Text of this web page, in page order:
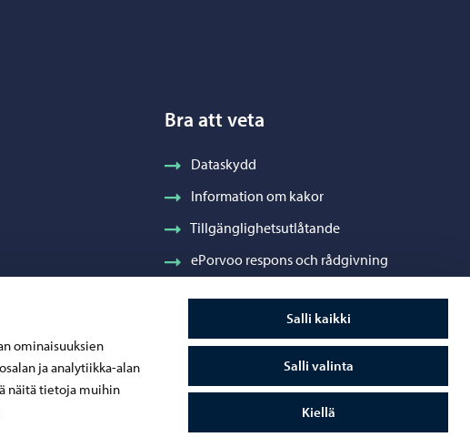
ominaisuuksien
ja analytiikka-alan
näitä tietoja muihin
Salli kaikki
Salli valinta
Kiellä
Bra att veta
Dataskydd
Information om kakor
Tillgänglighetsutlåtande
ePorvoo respons och rådgivning